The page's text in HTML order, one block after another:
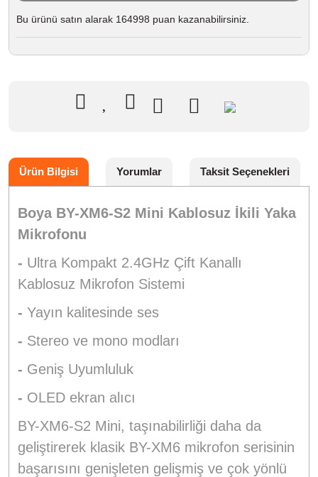
Bu ürünü satın alarak 164998 puan kazanabilirsiniz.
Ürün Bilgisi Yorumlar Taksit Seçenekleri
Boya BY-XM6-S2 Mini Kablosuz İkili Yaka
Mikrofonu
- Ultra Kompakt 2.4GHz Çift Kanallı
Kablosuz Mikrofon Sistemi
- Yayın kalitesinde ses
- Stereo ve mono modları
- Geniş Uyumluluk
- OLED ekran alıcı
BY-XM6-S2 Mini, taşınabilirliği daha da
geliştirerek klasik BY-XM6 mikrofon serisinin
başarısını genişleten gelişmiş ve çok yönlü